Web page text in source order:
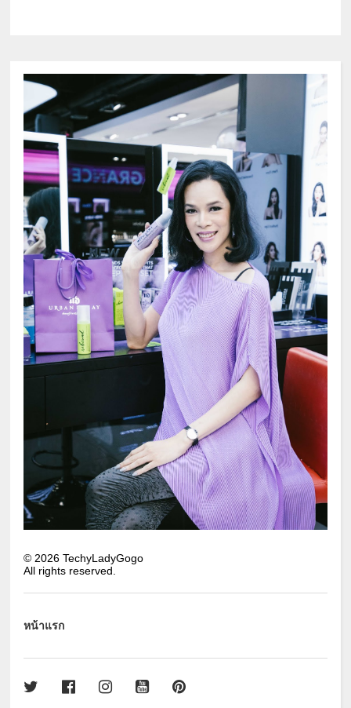
©2026 TechyLadyGogo
All rights reserved.
หน้าแรก